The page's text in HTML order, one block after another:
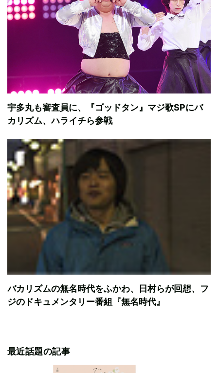
宇多丸も審査員に、『ゴッドタン』マジ歌SPにバ
カリズム、ハライチら参戦
バカリズムの無名時代をふかわ、日村らが回想、フ
ジのドキュメンタリー番組『無名時代』
最近話題の記事